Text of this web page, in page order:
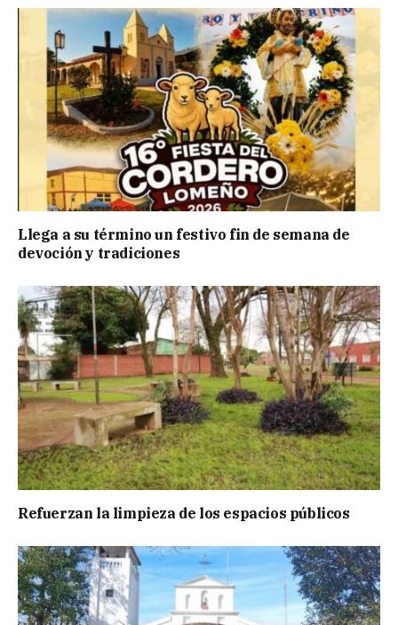
Llega a su término un festivo fin de semana de
devoción y tradiciones
Refuerzan la limpieza de los espacios públicos